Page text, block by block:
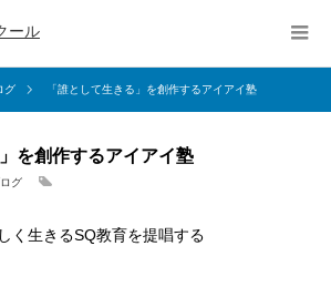
ール
グ 「誰として生きる」を創作するアイアイ塾
を創作するアイアイ塾
グ
く生きるSQ教育を提唱する